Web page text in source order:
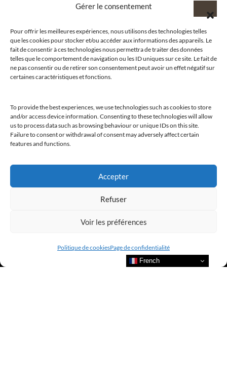
Gérer le consentement
Pour offrir les meilleures expériences, nous utilisons des technologies telles
que les cookies pour stocker et/ou accéder aux informations des appareils. Le
fait de consentir à ces technologies nous permettra de traiter des données
telles que le comportement de navigation ou les ID uniques sur ce site. Le fait de
ne pas consentir ou de retirer son consentement peut avoir un effet négatif sur
certaines caractéristiques et fonctions.
To provide the best experiences, we use technologies such as cookies to store
and/or access device information. Consenting to these technologies will allow
us to process data such as browsing behaviour or unique IDs on this site.
Failure to consent or withdrawal of consent may adversely affect certain
features and functions.
Accepter
Refuser
Voir les préférences
Politique de cookiesPage de confidentialité
@clubamilcar
French